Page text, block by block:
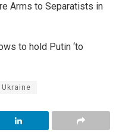
Arms to Separatists in
to hold Putin ‘to
Ukraine